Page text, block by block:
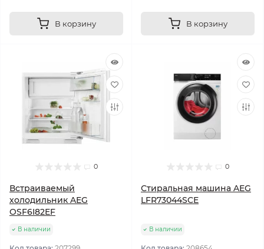
В корзину В корзину
0
Встраиваемый
холодильник AEG
OSF6I82EF
В наличии
0
Стиральная машина AEG
LFR73044SCE
В наличии